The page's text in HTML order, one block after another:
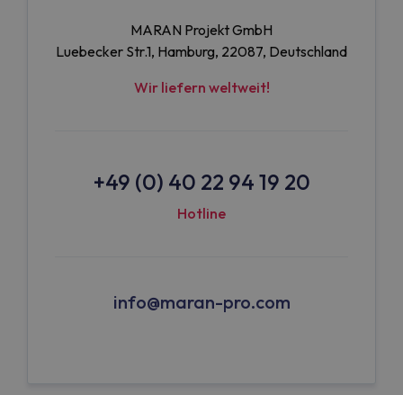
MARAN Projekt GmbH
Luebecker Str.1, Hamburg, 22087, Deutschland
Wir liefern weltweit!
+49 (0) 40 22 94 19 20
Hotline
info@maran-pro.com